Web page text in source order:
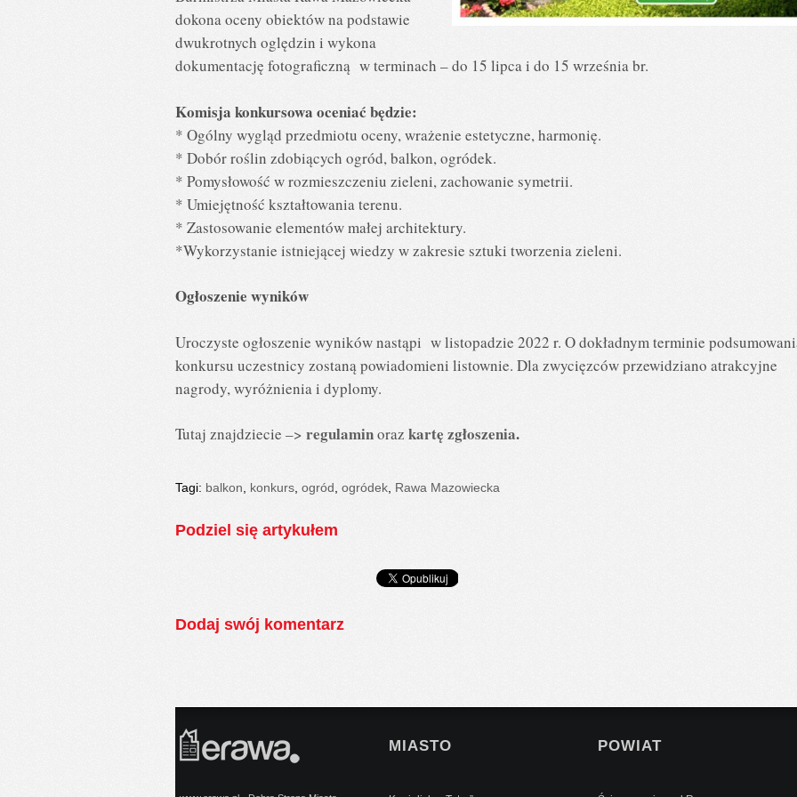
dokona oceny obiektów na podstawie
dwukrotnych oględzin i wykona
dokumentację fotograficzną w terminach – do 15 lipca i do 15 września br.
Komisja konkursowa oceniać będzie:
* Ogólny wygląd przedmiotu oceny, wrażenie estetyczne, harmonię.
* Dobór roślin zdobiących ogród, balkon, ogródek.
* Pomysłowość w rozmieszczeniu zieleni, zachowanie symetrii.
* Umiejętność kształtowania terenu.
* Zastosowanie elementów małej architektury.
*Wykorzystanie istniejącej wiedzy w zakresie sztuki tworzenia zieleni.
Ogłoszenie wyników
Uroczyste ogłoszenie wyników nastąpi w listopadzie 2022 r. O dokładnym terminie
konkursu uczestnicy zostaną powiadomieni listownie. Dla zwycięzców przewidziano atrakcyjne
nagrody, wyróżnienia i dyplomy.
Tutaj znajdziecie –> regulaminoraz kartę zgłoszenia.
Tagi: balkon konkurs ogród ogródek Rawa Mazowiecka
Podziel się artykułem
Dodaj swój komentarz
MIASTO POWIAT